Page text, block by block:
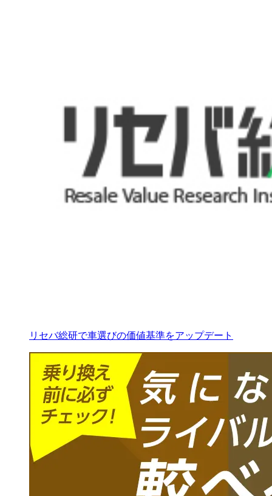
リセバ総研で車選びの価値基準をアップデート